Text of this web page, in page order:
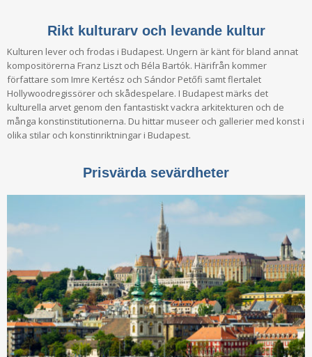
Rikt kulturarv och levande kultur
Kulturen lever och frodas i Budapest. Ungern är känt för bland annat
kompositörerna Franz Liszt och Béla Bartók. Härifrån kommer
författare som Imre Kertész och Sándor Petőfi samt flertalet
Hollywoodregissörer och skådespelare. I Budapest märks det
kulturella arvet genom den fantastiskt vackra arkitekturen och de
många konstinstitutionerna. Du hittar museer och gallerier med konst i
olika stilar och konstinriktningar i Budapest.
Prisvärda sevärdheter